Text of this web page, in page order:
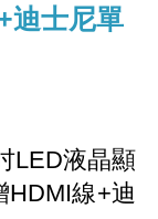
迪士尼單
LED液晶顯
HDMI線+迪